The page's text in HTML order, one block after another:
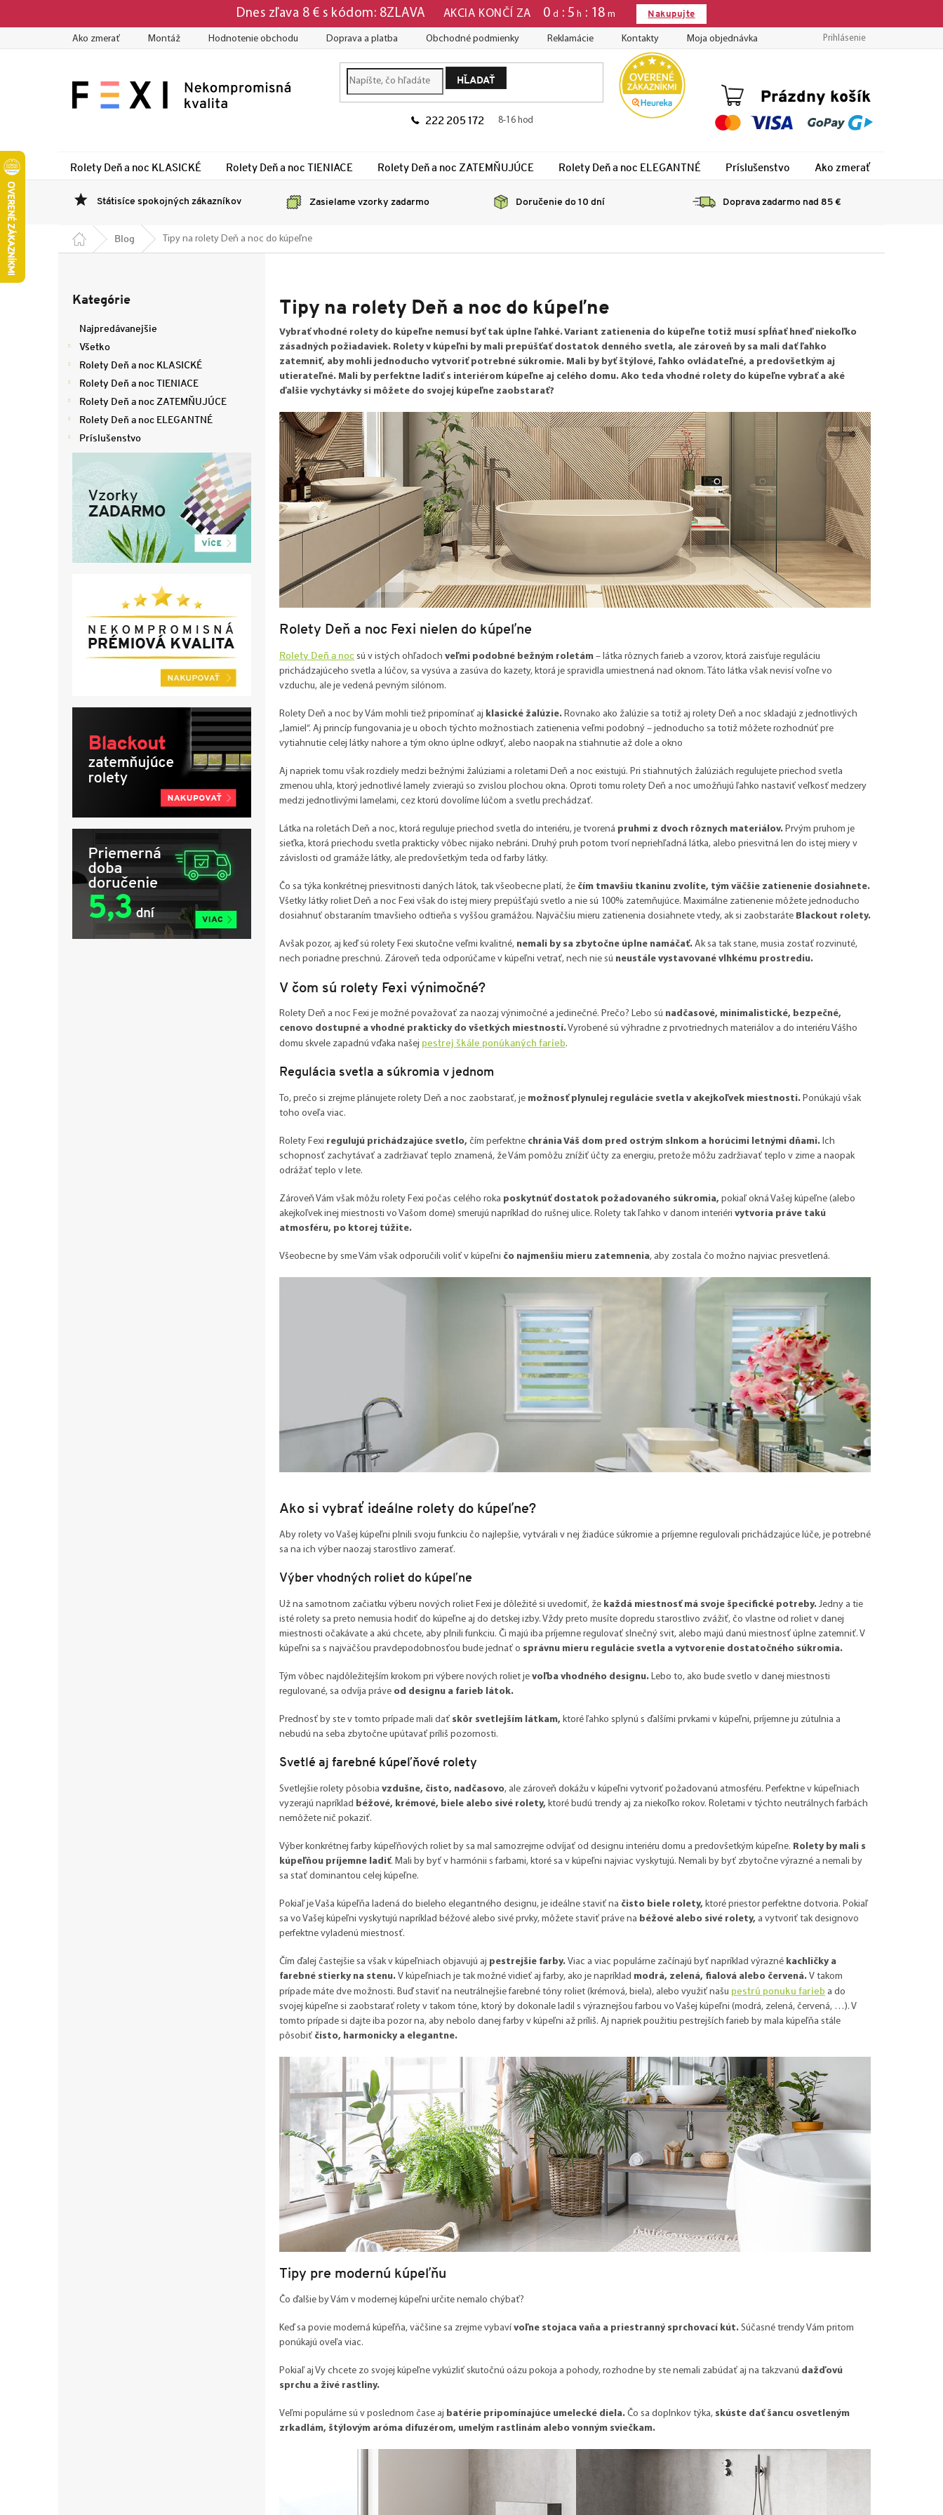
Dnes zľava 8 € s kódom: 8ZLAVA AKCIA KONČÍ ZA 0 d 5 h 18 m Nakupujte
Ako zmerať Montáž Hodnotenie obchodu Doprava a platba Obchodné podmienky Reklamácie Kontakty Moja objednávka Prihlásenie
HĽADAŤ
222 205 172 8-16 hod
Nákupný
Prázdny košík
Rolety Deň a noc KLASICKÉ Rolety Deň a noc TIENIACE Rolety Deň a noc ZATEMŇUJÚCE Rolety Deň a noc ELEGANTNÉ Príslušenstvo Ako zmerať
Státisíce spokojných zákazníkov Zasielame vzorky zadarmo Doručenie do 10 dní Doprava zadarmo nad 85 €
DomovBlog Tipy na rolety Deň a noc do kúpeľne
kategórie
Kategórie
Najpredávanejšie
Všetko
Rolety Deň a noc KLASICKÉ
Rolety Deň a noc TIENIACE
Rolety Deň a noc ZATEMŇUJÚCE
Rolety Deň a noc ELEGANTNÉ
Príslušenstvo
Tipy na rolety Deň a noc do kúpeľne
Vybrať vhodné rolety do kúpeľne nemusí byť tak úplne ľahké. Variant zatienenia do kúpeľne totiž musí spĺňať hneď niekoľko
zásadných požiadaviek. Rolety v kúpeľni by mali prepúšťať dostatok denného svetla, ale zároveň by sa mali dať ľahko
zatemniť, aby mohli jednoducho vytvoriť potrebné súkromie. Mali by byť štýlové, ľahko ovládateľné, a predovšetkým aj
utierateľné. Mali by perfektne ladiť s interiérom kúpeľne aj celého domu. Ako teda vhodné rolety do kúpeľne vybrať a aké
ďalšie vychytávky si môžete do svojej kúpeľne zaobstarať?
Rolety Deň a noc Fexi nielen do kúpeľne
Rolety Deň a noc sú v istých ohľadoch veľmi podobné bežným roletám – látka rôznych farieb a vzorov, ktorá zaisťuje reguláciu
prichádzajúceho svetla a lúčov, sa vysúva a zasúva do kazety, ktorá je spravidla umiestnená nad oknom. Táto látka však nevisí voľne vo
vzduchu, ale je vedená pevným silónom.
Rolety Deň a noc by Vám mohli tiež pripomínať aj klasické žalúzie. Rovnako ako žalúzie sa totiž aj rolety Deň a noc skladajú z jednotlivých
„lamiel“. Aj princíp fungovania je u oboch týchto možnostiach zatienenia veľmi podobný – jednoducho sa totiž môžete rozhodnúť pre
vytiahnutie celej látky nahore a tým okno úplne odkryť, alebo naopak na stiahnutie až dole a okno
Aj napriek tomu však rozdiely medzi bežnými žalúziami a roletami Deň a noc existujú. Pri stiahnutých žalúziách regulujete priechod svetla
zmenou uhla, ktorý jednotlivé lamely zvierajú so zvislou plochou okna. Oproti tomu rolety Deň a noc umožňujú ľahko nastaviť veľkosť medzery
medzi jednotlivými lamelami, cez ktorú dovolíme lúčom a svetlu prechádzať.
Látka na roletách Deň a noc, ktorá reguluje priechod svetla do interiéru, je tvorená pruhmi z dvoch rôznych materiálov. Prvým pruhom je
sieťka, ktorá priechodu svetla prakticky vôbec nijako nebráni. Druhý pruh potom tvorí nepriehľadná látka, alebo priesvitná len do istej miery v
závislosti od gramáže látky, ale predovšetkým teda od farby látky.
Čo sa týka konkrétnej priesvitnosti daných látok, tak všeobecne platí, že čím tmavšiu tkaninu zvolíte, tým väčšie zatienenie dosiahnete.
Všetky látky roliet Deň a noc Fexi však do istej miery prepúšťajú svetlo a nie sú 100% zatemňujúce. Maximálne zatienenie môžete jednoducho
dosiahnuť obstaraním tmavšieho odtieňa s vyššou gramážou. Najväčšiu mieru zatienenia dosiahnete vtedy, ak si zaobstaráte Blackout rolety.
Avšak pozor, aj keď sú rolety Fexi skutočne veľmi kvalitné, nemali by sa zbytočne úplne namáčať. Ak sa tak stane, musia zostať rozvinuté,
nech poriadne preschnú. Zároveň teda odporúčame v kúpeľni vetrať, nech nie sú neustále vystavované vlhkému prostrediu.
V čom sú rolety Fexi výnimočné?
Rolety Deň a noc Fexi je možné považovať za naozaj výnimočné a jedinečné. Prečo? Lebo sú nadčasové, minimalistické, bezpečné,
cenovo dostupné a vhodné prakticky do všetkých miestností.Vyrobené sú výhradne z prvotriednych materiálov a do interiéru Vášho
domu skvele zapadnú vďaka našej pestrej škále ponúkaných farieb.
Regulácia svetla a súkromia v jednom
To, prečo si zrejme plánujete rolety Deň a noc zaobstarať, je možnosť plynulej regulácie svetla v akejkoľvek miestnosti. Ponúkajú však
toho oveľa viac.
Rolety Fexi regulujú prichádzajúce svetlo, čím perfektne chránia Váš dom pred ostrým slnkom a horúcimi letnými dňami. Ich
schopnosť zachytávať a zadržiavať teplo znamená, že Vám pomôžu znížiť účty za energiu, pretože môžu zadržiavať teplo v zime a naopak
odrážať teplo v lete.
Zároveň Vám však môžu rolety Fexi počas celého roka poskytnúť dostatok požadovaného súkromia, pokiaľ okná Vašej kúpeľne (alebo
akejkoľvek inej miestnosti vo Vašom dome) smerujú napríklad do rušnej ulice. Rolety tak ľahko v danom interiéri vytvoria práve takú
atmosféru, po ktorej túžite.
Všeobecne by sme Vám však odporučili voliť v kúpeľni čo najmenšiu mieru zatemnenia, aby zostala čo možno najviac presvetlená.
Ako si vybrať ideálne rolety do kúpeľne?
Aby rolety vo Vašej kúpeľni plnili svoju funkciu čo najlepšie, vytvárali v nej žiadúce súkromie a príjemne regulovali prichádzajúce lúče, je potrebné
sa na ich výber naozaj starostlivo zamerať.
Výber vhodných roliet do kúpeľne
Už na samotnom začiatku výberu nových roliet Fexi je dôležité si uvedomiť, že každá miestnosť má svoje špecifické potreby. Jedny a tie
isté rolety sa preto nemusia hodiť do kúpeľne aj do detskej izby. Vždy preto musíte dopredu starostlivo zvážiť, čo vlastne od roliet v danej
miestnosti očakávate a akú chcete, aby plnili funkciu. Či majú iba príjemne regulovať slnečný svit, alebo majú danú miestnosť úplne zatemniť. V
kúpeľni sa s najväčšou pravdepodobnosťou bude jednať o správnu mieru regulácie svetla a vytvorenie dostatočného súkromia.
Tým vôbec najdôležitejším krokom pri výbere nových roliet je voľba vhodného designu. Lebo to, ako bude svetlo v danej miestnosti
regulované, sa odvíja práve od designu a farieb látok.
Prednosť by ste v tomto prípade mali dať skôr svetlejším látkam, ktoré ľahko splynú s ďalšími prvkami v kúpeľni, príjemne ju zútulnia a
nebudú na seba zbytočne upútavať príliš pozornosti.
Svetlé aj farebné kúpeľňové rolety
Svetlejšie rolety pôsobia vzdušne, čisto, nadčasovo, ale zároveň dokážu v kúpeľni vytvoriť požadovanú atmosféru. Perfektne v kúpeľniach
vyzerajú napríklad béžové, krémové, biele alebo sivé rolety, ktoré budú trendy aj za niekoľko rokov. Roletami v týchto neutrálnych farbách
nemôžete nič pokaziť.
Výber konkrétnej farby kúpeľňových roliet by sa mal samozrejme odvíjať od designu interiéru domu a predovšetkým kúpeľne. Rolety by mali s
kúpeľňou príjemne ladiť. Mali by byť v harmónii s farbami, ktoré sa v kúpeľni najviac vyskytujú. Nemali by byť zbytočne výrazné a nemali by
sa stať dominantou celej kúpeľne.
Pokiaľ je Vaša kúpeľňa ladená do bieleho elegantného designu, je ideálne staviť na čisto biele rolety, ktoré priestor perfektne dotvoria. Pokiaľ
sa vo Vašej kúpeľni vyskytujú napríklad béžové alebo sivé prvky, môžete staviť práve na béžové alebo sivé rolety, a vytvoriť tak designovo
perfektne vyladenú miestnosť.
Čím ďalej častejšie sa však v kúpeľniach objavujú aj pestrejšie farby. Viac a viac populárne začínajú byť napríklad výrazné kachličky a
farebné stierky na stenu. V kúpeľniach je tak možné vidieť aj farby, ako je napríklad modrá, zelená, fialová alebo červená. V takom
prípade máte dve možnosti. Buď staviť na neutrálnejšie farebné tóny roliet (krémová, biela), alebo využiť našu pestrú ponuku farieb a do
svojej kúpeľne si zaobstarať rolety v takom tóne, ktorý by dokonale ladil s výraznejšou farbou vo Vašej kúpeľni (modrá, zelená, červená, …). V
tomto prípade si dajte iba pozor na, aby nebolo danej farby v kúpeľni až príliš. Aj napriek použitiu pestrejších farieb by mala kúpeľňa stále
pôsobiť čisto, harmonicky a elegantne.
Tipy pre modernú kúpeľňu
Čo ďalšie by Vám v modernej kúpeľni určite nemalo chýbať?
Keď sa povie moderná kúpeľňa, väčšine sa zrejme vybaví voľne stojaca vaňa a priestranný sprchovací kút. Súčasné trendy Vám pritom
ponúkajú oveľa viac.
Pokiaľ aj Vy chcete zo svojej kúpeľne vykúzliť skutočnú oázu pokoja a pohody, rozhodne by ste nemali zabúdať aj na takzvanú dažďovú
sprchu a živé rastliny.
Veľmi populárne sú v poslednom čase aj batérie pripomínajúce umelecké diela. Čo sa doplnkov týka, skúste dať šancu osvetleným
zrkadlám, štýlovým aróma difuzérom, umelým rastlinám alebo vonným sviečkam.